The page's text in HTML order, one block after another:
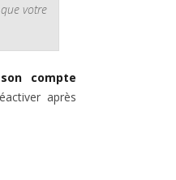
votre
compte
après